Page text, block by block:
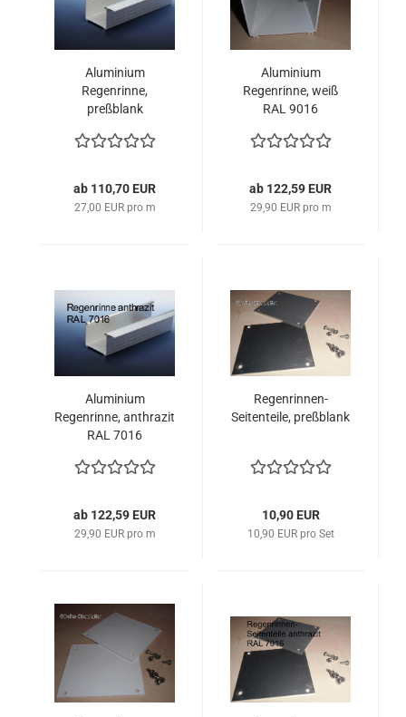
Aluminium
Regenrinne,
preßblank
ab 110,70 EUR
27,00 EUR pro m
Aluminium
Regenrinne, weiß
RAL 9016
ab 122,59 EUR
29,90 EUR pro m
Aluminium
Regenrinne, anthrazit
RAL 7016
ab 122,59 EUR
29,90 EUR pro m
Regenrinnen-
Seitenteile, preßblank
10,90 EUR
10,90 EUR pro Set